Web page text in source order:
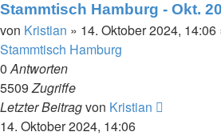
Stammtisch Hamburg - Okt.
von Kristian » 14. Oktober 2024, 14:06
Stammtisch Hamburg
0Antworten
5509Zugriffe
Letzter Beitragvon Kristian
14. Oktober 2024, 14:06